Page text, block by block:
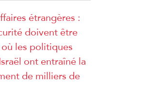
étrangères :
doivent être
les politiques
ont entraîné la
de milliers de